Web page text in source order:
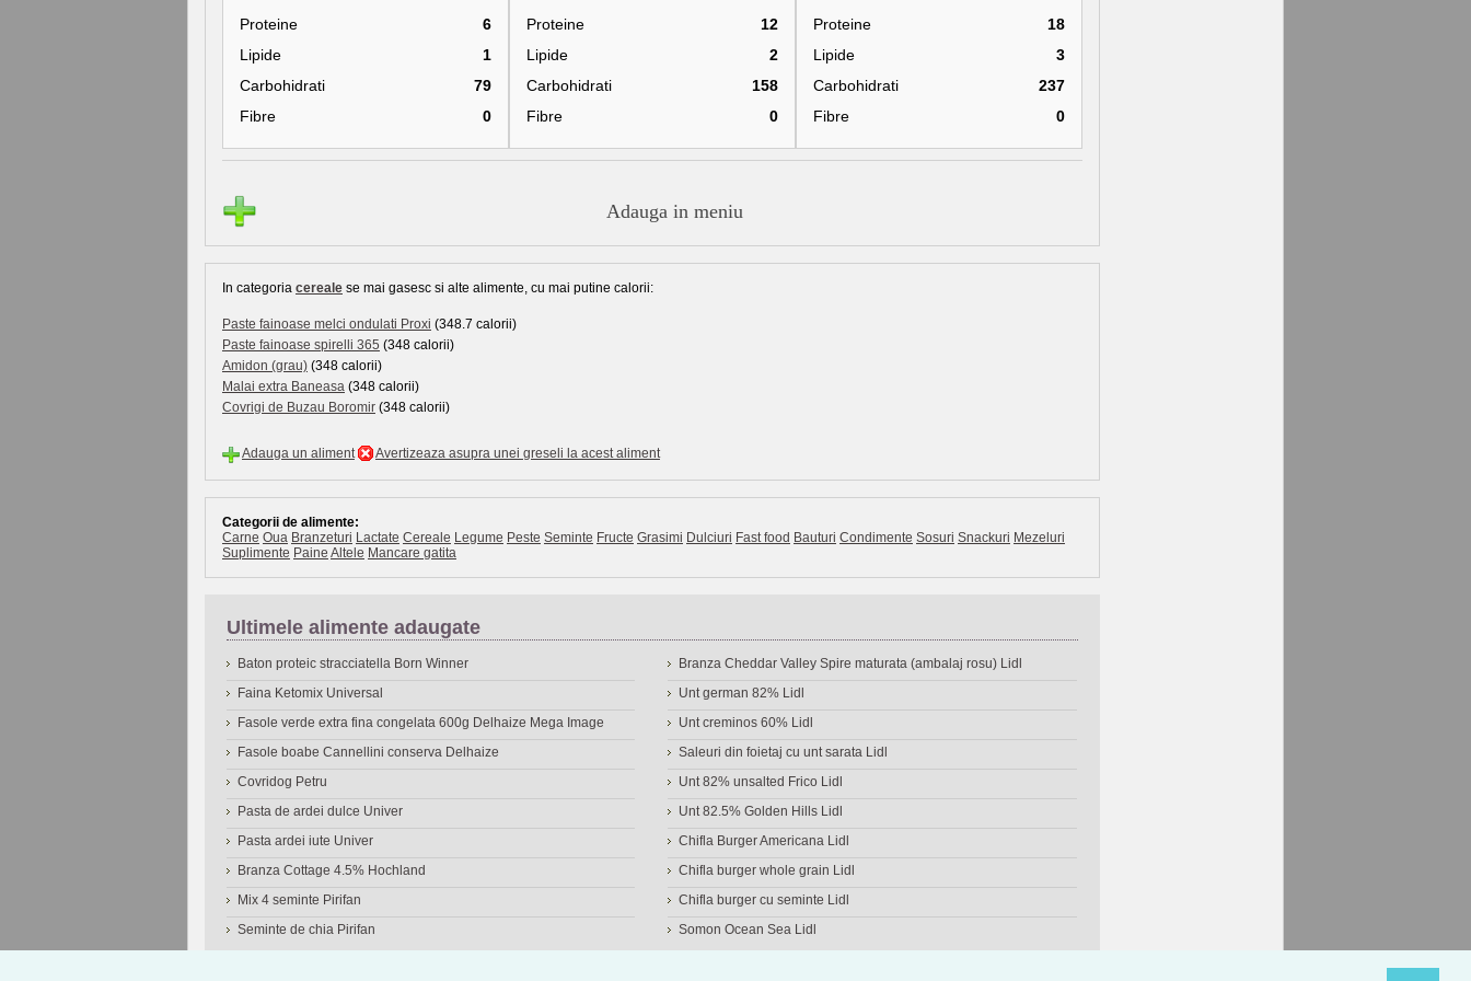
Proteine
6
Lipide
1
Carbohidrati
79
Fibre
0
Proteine
12
Lipide
2
Carbohidrati
158
Fibre
0
Proteine
18
Lipide
3
Carbohidrati
237
Fibre
0
Adauga in meniu
In categoria cereale se mai gasesc si alte alimente, cu mai putine calorii:
Paste fainoase melci ondulati Proxi (348.7 calorii)
Paste fainoase spirelli 365 (348 calorii)
Amidon (grau) (348 calorii)
Malai extra Baneasa (348 calorii)
Covrigi de Buzau Boromir (348 calorii)
Adauga un aliment Avertizeaza asupra unei greseli la acest aliment
Categorii de alimente:
Carne Oua Branzeturi Lactate Cereale Legume Peste Seminte Fructe Grasimi Dulciuri Fast food Bauturi Condimente Sosuri Snackuri Mezeluri
Suplimente Paine Altele Mancare gatita
Ultimele alimente adaugate
Baton proteic stracciatella Born Winner
Faina Ketomix Universal
Fasole verde extra fina congelata 600g Delhaize Mega Image
Fasole boabe Cannellini conserva Delhaize
Covridog Petru
Pasta de ardei dulce Univer
Pasta ardei iute Univer
Branza Cottage 4.5% Hochland
Mix 4 seminte Pirifan
Seminte de chia Pirifan
Branza Cheddar Valley Spire maturata (ambalaj rosu) Lidl
Unt german 82% Lidl
Unt creminos 60% Lidl
Saleuri din foietaj cu unt sarata Lidl
Unt 82% unsalted Frico Lidl
Unt 82.5% Golden Hills Lidl
Chifla Burger Americana Lidl
Chifla burger whole grain Lidl
Chifla burger cu seminte Lidl
Somon Ocean Sea Lidl